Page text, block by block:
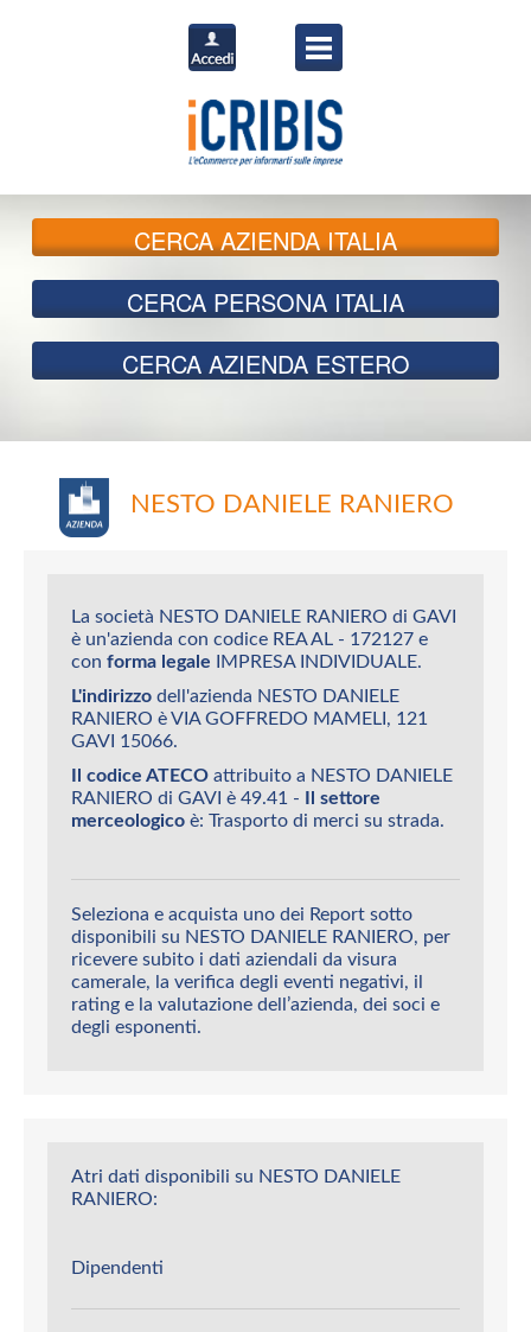
CERCAAZIENDA ITALIA
CERCA PERSONA ITALIA
CERCA AZIENDA ESTERO
NESTO DANIELE RANIERO
La società NESTO DANIELE RANIERO di GAVI
è un'azienda con codice REA AL - 172127 e
con forma legale IMPRESA INDIVIDUALE.
L'indirizzo dell'azienda NESTO DANIELE
RANIERO è VIA GOFFREDO MAMELI, 121
GAVI 15066.
Il codice ATECO attribuito a NESTO DANIELE
RANIERO di GAVI è 49.41 - Il settore
merceologico è: Trasporto di merci su strada.
Seleziona e acquista uno dei Report sotto
disponibili su NESTO DANIELE RANIERO, per
ricevere subito i dati aziendali da visura
camerale, la verifica degli eventi negativi, il
rating e la valutazione dell’azienda, dei soci e
degli esponenti.
Atri dati disponibili su NESTO DANIELE
RANIERO:
Dipendenti